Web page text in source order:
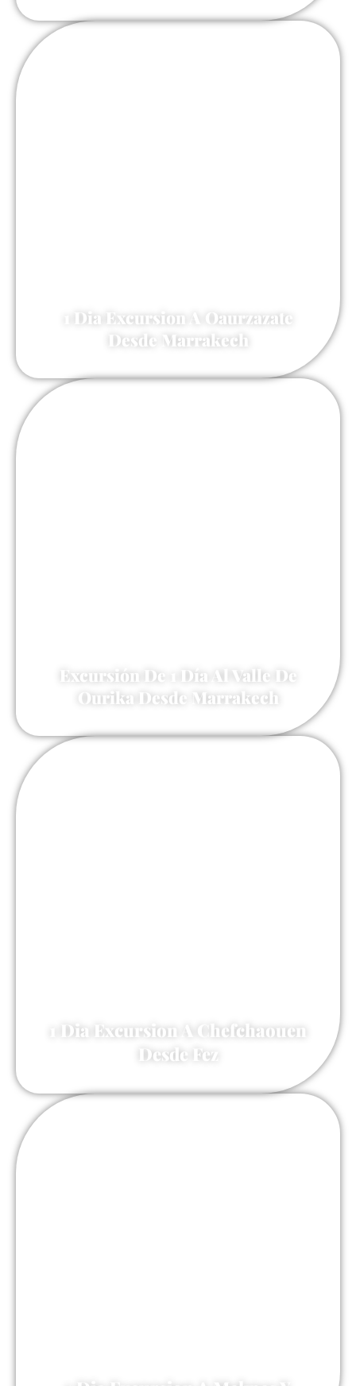
1 Dia Excursion A Oaurzazate
Desde Marrakech
Excursión De 1 Día Al Valle De
Ourika Desde Marrakech
1 Dia Excursion A Chefchaouen
Desde Fez